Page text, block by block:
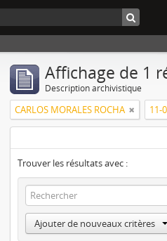
Affichage de 1
Description archivistique
CARLOS MORALES ROCHA 11-
Trouver les résultats avec :
Ajouter de nouveaux critères